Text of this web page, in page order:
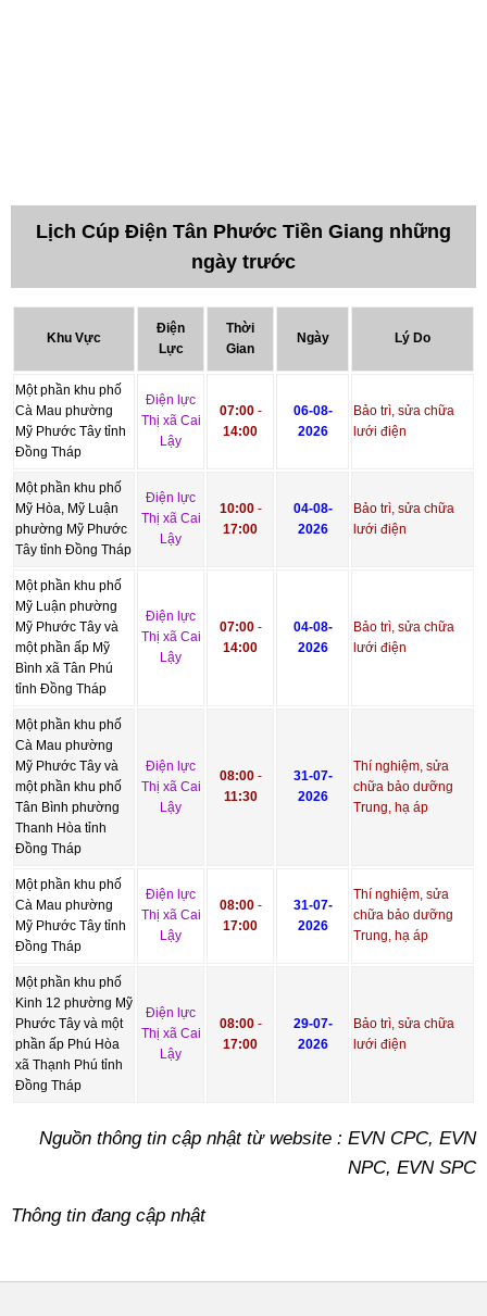
Lịch Cúp Điện Tân Phước Tiền Giang những
ngày trước
Khu Vực
Điện
Lực
Thời
Gian
Ngày Lý Do
Một phần khu phố
Cà Mau phường
Mỹ Phước Tây tỉnh
Đồng Tháp
Điện lực
Thị xã Cai
Lậy
07:00-
14:00
06-08-
2026
Bảo trì, sửa chữa
lưới điện
Một phần khu phố
Mỹ Hòa, Mỹ Luận
phường Mỹ Phước
Tây tỉnh Đồng Tháp
Điện lực
Thị xã Cai
Lậy
10:00-
17:00
04-08-
2026
Bảo trì, sửa chữa
lưới điện
Một phần khu phố
Mỹ Luận phường
Mỹ Phước Tây và
một phần ấp Mỹ
Bình xã Tân Phú
tỉnh Đồng Tháp
Điện lực
Thị xã Cai
Lậy
07:00-
14:00
04-08-
2026
Bảo trì, sửa chữa
lưới điện
Một phần khu phố
Cà Mau phường
Mỹ Phước Tây và
một phần khu phố
Tân Bình phường
Thanh Hòa tỉnh
Đồng Tháp
Điện lực
Thị xã Cai
Lậy
08:00-
11:30
31-07-
2026
Thí nghiệm, sửa
chữa bảo dưỡng
Trung, hạ áp
Một phần khu phố
Cà Mau phường
Mỹ Phước Tây tỉnh
Đồng Tháp
Điện lực
Thị xã Cai
Lậy
08:00-
17:00
31-07-
2026
Thí nghiệm, sửa
chữa bảo dưỡng
Trung, hạ áp
Một phần khu phố
Kinh 12 phường Mỹ
Phước Tây và một
phần ấp Phú Hòa
xã Thạnh Phú tỉnh
Đồng Tháp
Điện lực
Thị xã Cai
Lậy
08:00-
17:00
29-07-
2026
Bảo trì, sửa chữa
lưới điện
Nguồn thông tin cập nhật từ website : EVN CPC, EVN
NPC, EVN SPC
Thông tin đang cập nhật